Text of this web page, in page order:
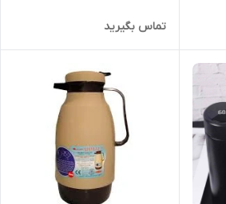
تماس بگیرید